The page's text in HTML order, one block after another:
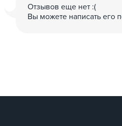
Отзывов еще нет :(
Вы можете написать его